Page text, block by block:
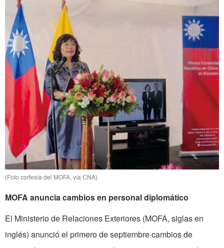
(Foto cortesía del MOFA, vía CNA)
MOFA anuncia cambios en personal diplomático
El Ministerio de Relaciones Exteriores (MOFA, siglas en
inglés) anunció el primero de septiembre cambios de